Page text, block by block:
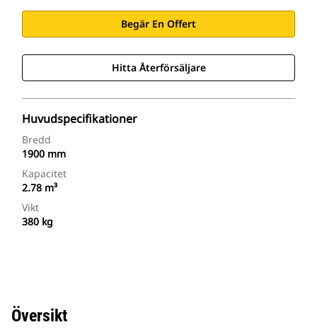
Begär En Offert
Hitta Återförsäljare
Huvudspecifikationer
Bredd
1900 mm
Kapacitet
2.78 m³
Vikt
380 kg
Översikt